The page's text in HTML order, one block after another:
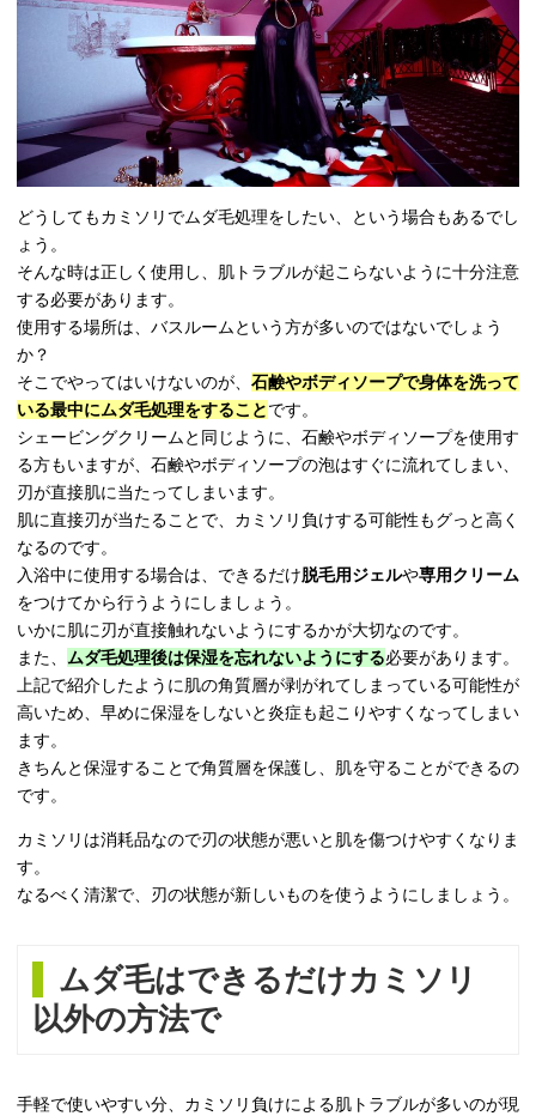
どうしてもカミソリでムダ毛処理をしたい、という場合もあるでし
ょう。
そんな時は正しく使用し、肌トラブルが起こらないように十分注意
する必要があります。
使用する場所は、バスルームという方が多いのではないでしょう
か？
そこでやってはいけないのが、 石鹸やボディソープで身体を洗って
いる最中にムダ毛処理をすることです。
シェービングクリームと同じように、石鹸やボディソープを使用す
る方もいますが、石鹸やボディソープの泡はすぐに流れてしまい、
刃が直接肌に当たってしまいます。
肌に直接刃が当たることで、カミソリ負けする可能性もグっと高く
なるのです。
入浴中に使用する場合は、できるだけ脱毛用ジェルや専用クリーム
をつけてから行うようにしましょう。
いかに肌に刃が直接触れないようにするかが大切なのです。
また、 ムダ毛処理後は保湿を忘れないようにする必要があります。
上記で紹介したように肌の角質層が剥がれてしまっている可能性が
高いため、早めに保湿をしないと炎症も起こりやすくなってしまい
ます。
きちんと保湿することで角質層を保護し、肌を守ることができるの
です。
カミソリは消耗品なので刃の状態が悪いと肌を傷つけやすくなりま
す。
なるべく清潔で、刃の状態が新しいものを使うようにしましょう。
ムダ毛はできるだけカミソリ
以外の方法で
手軽で使いやすい分、カミソリ負けによる肌トラブルが多いのが現